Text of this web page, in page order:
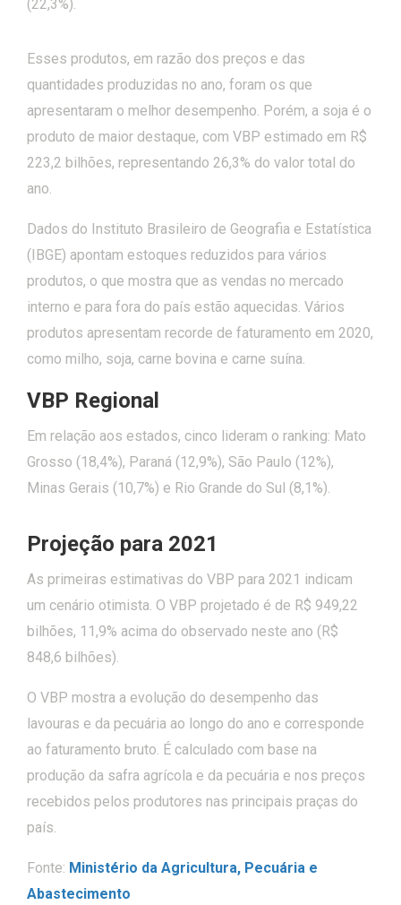
(22,3%).
Esses produtos, em razão dos preços e das
quantidades produzidas no ano, foram os que
apresentaram o melhor desempenho. Porém, a soja é o
produto de maior destaque, com VBP estimado em R$
223,2 bilhões, representando 26,3% do valor total do
ano.
Dados do Instituto Brasileiro de Geografia e Estatística
(IBGE) apontam estoques reduzidos para vários
produtos, o que mostra que as vendas no mercado
interno e para fora do país estão aquecidas. Vários
produtos apresentam recorde de faturamento em 2020,
como milho, soja, carne bovina e carne suína.
VBP Regional
Em relação aos estados, cinco lideram o ranking: Mato
Grosso (18,4%), Paraná (12,9%), São Paulo (12%),
Minas Gerais (10,7%) e Rio Grande do Sul (8,1%).
Projeção para 2021
As primeiras estimativas do VBP para 2021 indicam
um cenário otimista. O VBP projetado é de R$ 949,22
bilhões, 11,9% acima do observado neste ano (R$
848,6 bilhões).
O VBP mostra a evolução do desempenho das
lavouras e da pecuária ao longo do ano e corresponde
ao faturamento bruto. É calculado com base na
produção da safra agrícola e da pecuária e nos preços
recebidos pelos produtores nas principais praças do
país.
Fonte: Ministério da Agricultura, Pecuária e
Abastecimento